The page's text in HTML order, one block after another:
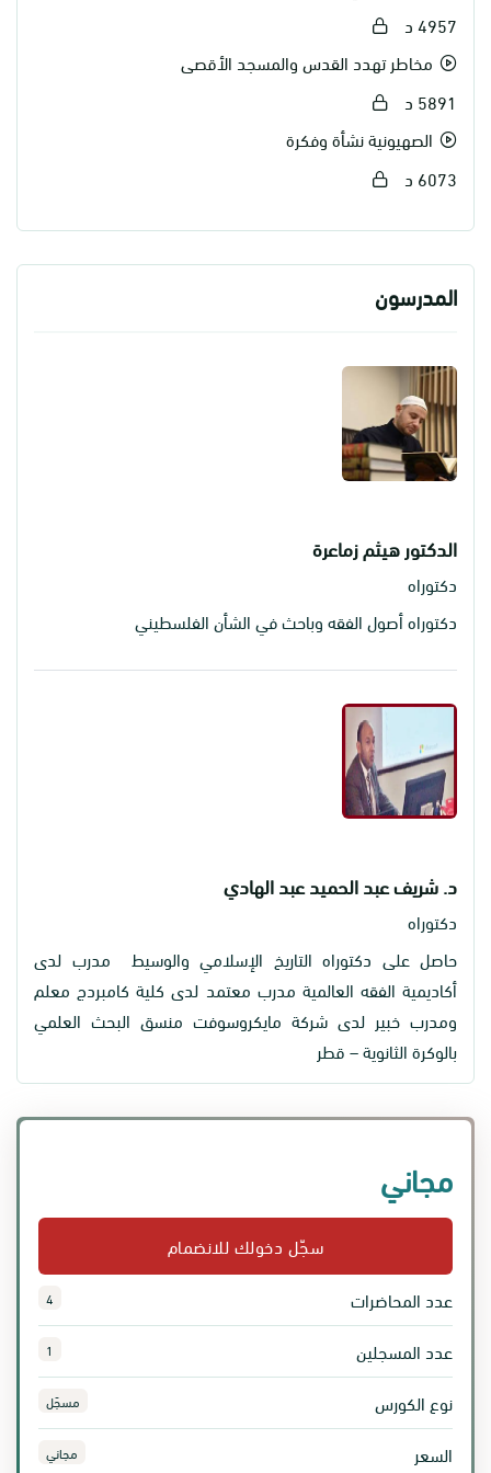
- تهويد القدس.
- عقيدة اليهود في بيت المقدس.
- الصهيونية نشأة وفكراً.
4957 د
مخاطر تهدد القدس والمسجد الأقصى
5891 د
الصهيونية نشأة وفكرة
6073 د
المدرسون
الدكتور هيثم زماعرة
دكتوراه
دكتوراه أصول الفقه وباحث في الشأن الفلسطيني
د. شريف عبد الحميد عبد الهادي
دكتوراه
حاصل على دكتوراه التاريخ الإسلامي والوسيط مدرب لدى
أكاديمية الفقه العالمية مدرب معتمد لدى كلية كامبردج معلم
ومدرب خبير لدى شركة مايكروسوفت منسق البحث العلمي
بالوكرة الثانوية – قطر
مجاني
سجّل دخولك للانضمام
عدد المحاضرات
4
عدد المسجلين 1
نوع الكورس مسجّل
السعر مجاني